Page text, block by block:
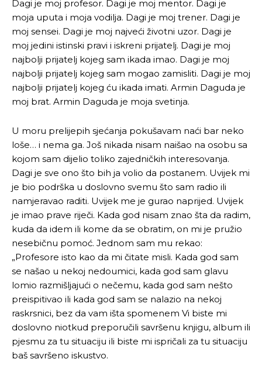
[wpuf_form id=”7463”]
[wpuf_form id=”7463”]
Dagi je moj profesor. Dagi je moj mentor. Dagi je
moja uputa i moja vodilja. Dagi je moj trener. Dagi je
moj sensei. Dagi je moj najveći životni uzor. Dagi je
moj jedini istinski pravi i iskreni prijatelj. Dagi je moj
najbolji prijatelj kojeg sam ikada imao. Dagi je moj
najbolji prijatelj kojeg sam mogao zamisliti. Dagi je moj
najbolji prijatelj kojeg ću ikada imati. Armin Daguda je
moj brat. Armin Daguda je moja svetinja.
U moru prelijepih sjećanja pokušavam naći bar neko
loše… i nema ga. Još nikada nisam naišao na osobu sa
kojom sam dijelio toliko zajedničkih interesovanja.
Dagi je sve ono što bih ja volio da postanem. Uvijek mi
je bio podrška u doslovno svemu što sam radio ili
namjeravao raditi. Uvijek me je gurao naprijed. Uvijek
je imao prave riječi. Kada god nisam znao šta da radim,
kuda da idem ili kome da se obratim, on mi je pružio
nesebičnu pomoć. Jednom sam mu rekao:
„Profesore isto kao da mi čitate misli. Kada god sam
se našao u nekoj nedoumici, kada god sam glavu
lomio razmišljajući o nečemu, kada god sam nešto
preispitivao ili kada god sam se nalazio na nekoj
raskrsnici, bez da vam išta spomenem Vi biste mi
doslovno niotkud preporučili savršenu knjigu, album ili
pjesmu za tu situaciju ili biste mi ispričali za tu situaciju
baš savršeno iskustvo.